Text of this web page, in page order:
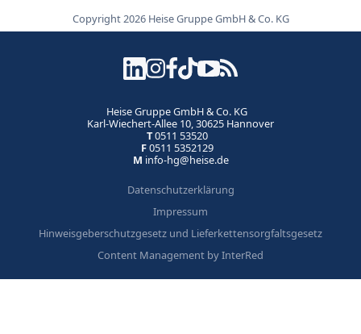
Copyright 2026 Heise Gruppe GmbH & Co. KG
Heise Gruppe GmbH & Co. KG
Karl-Wiechert-Allee 10, 30625 Hannover
T0511 53520
F0511 5352129
M info-hg@heise.de
Datenschutzerklärung
Impressum
Hinweisgeberschutzgesetz und Lieferkettensorgfaltsgesetz
Content Management by InterRed